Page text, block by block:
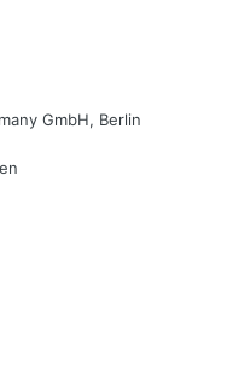
GmbH, Berlin